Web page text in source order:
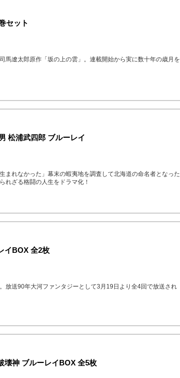
セット
馬遼太郎原作「坂の上の雲」。連載開始から実に数十年の歳月を
松浦武四郎 ブルーレイ
まれなかった」幕末の蝦夷地を調査して北海道の命名者となった
れざる格闘の人生をドラマ化！
イBOX 全2枚
放送90年大河ファンタジーとして3月19日より全4回で放送され
壊神 ブルーレイBOX 全5枚